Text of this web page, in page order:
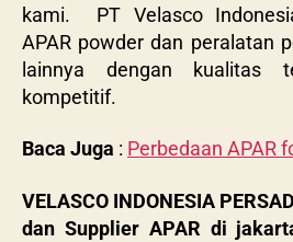
kami.
PT Velasco
APAR powder dan peralatan
lainnya dengan kualitas
kompetitif.
Baca Juga : Perbedaan APAR
VELASCO INDONESIA
dan Supplier APAR di